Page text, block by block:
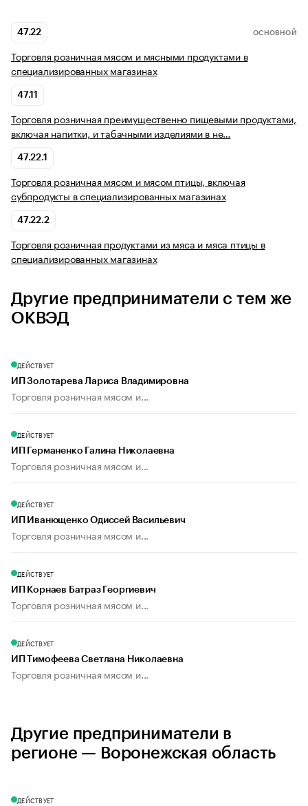
47.22 ОСНОВНОЙ
Торговля розничная мясом и мясными продуктами в
специализированных магазинах
47.11
Торговля розничная преимущественно пищевыми продуктами,
включая напитки, и табачными изделиями в не…
47.22.1
Торговля розничная мясом и мясом птицы, включая
субпродукты в специализированных магазинах
47.22.2
Торговля розничная продуктами из мяса и мяса птицы в
специализированных магазинах
Другие предприниматели с тем же
ОКВЭД
ДЕЙСТВУЕТ
ИП Золотарева Лариса Владимировна
Торговля розничная мясом и...
ДЕЙСТВУЕТ
ИП Германенко Галина Николаевна
Торговля розничная мясом и...
ДЕЙСТВУЕТ
ИП Иванющенко Одиссей Васильевич
Торговля розничная мясом и...
ДЕЙСТВУЕТ
ИП Корнаев Батраз Георгиевич
Торговля розничная мясом и...
ДЕЙСТВУЕТ
ИП Тимофеева Светлана Николаевна
Торговля розничная мясом и...
Другие предприниматели в
регионе — Воронежская область
ДЕЙСТВУЕТ